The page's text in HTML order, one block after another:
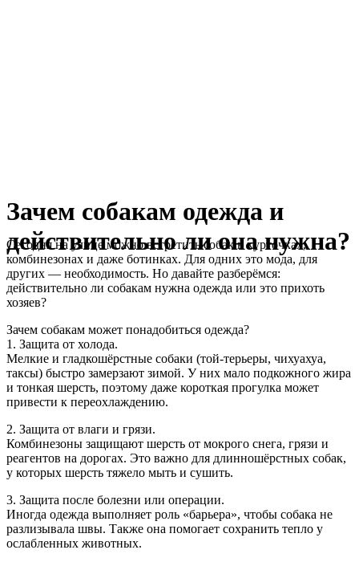
Зачем собакам одежда и
действительно ли она нужна?
Сегодня на улице можно встретить собак в курточках,
комбинезонах и даже ботинках. Для одних это мода, для
других — необходимость. Но давайте разберёмся:
действительно ли собакам нужна одежда или это прихоть
хозяев?
Зачем собакам может понадобиться одежда?
1. Защита от холода.
Мелкие и гладкошёрстные собаки (той-терьеры, чихуахуа,
таксы) быстро замерзают зимой. У них мало подкожного жира
и тонкая шерсть, поэтому даже короткая прогулка может
привести к переохлаждению.
2. Защита от влаги и грязи.
Комбинезоны защищают шерсть от мокрого снега, грязи и
реагентов на дорогах. Это важно для длинношёрстных собак,
у которых шерсть тяжело мыть и сушить.
3. Защита после болезни или операции.
Иногда одежда выполняет роль «барьера», чтобы собака не
разлизывала швы. Также она помогает сохранить тепло у
ослабленных животных.